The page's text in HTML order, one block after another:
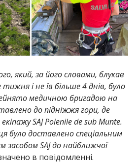
який, за його словами, блукав
і не їв більше 4 днів, було
медичною бригадою на
до підніжжя гори, де
SAJ Poienile de sub Munte.
було доставлено спеціальним
SAJ до найближчої
в повідомленні.